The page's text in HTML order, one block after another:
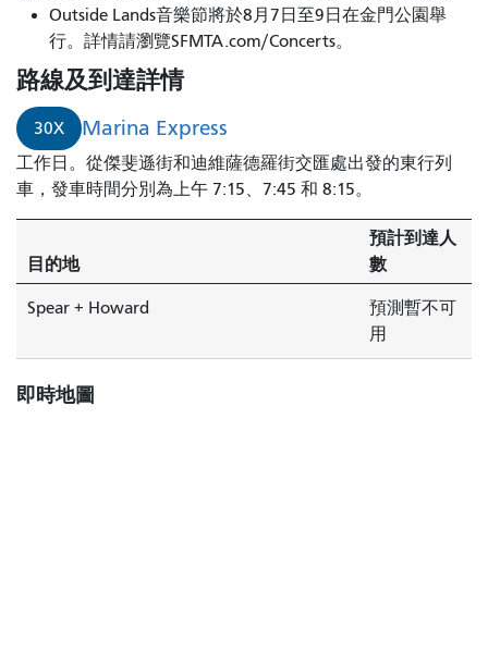
Outside Lands音樂節將於8月7日至9日在金門公園舉
行。詳情請瀏覽SFMTA.com/Concerts。
路線及到達詳情
30X Marina Express
工作日。從傑斐遜街和迪維薩德羅街交匯處出發的東行列
車，發車時間分別為上午 7:15、7:45 和 8:15。
目的地
預計到達人
數
Spear + Howard
預測暫不可
用
即時地圖